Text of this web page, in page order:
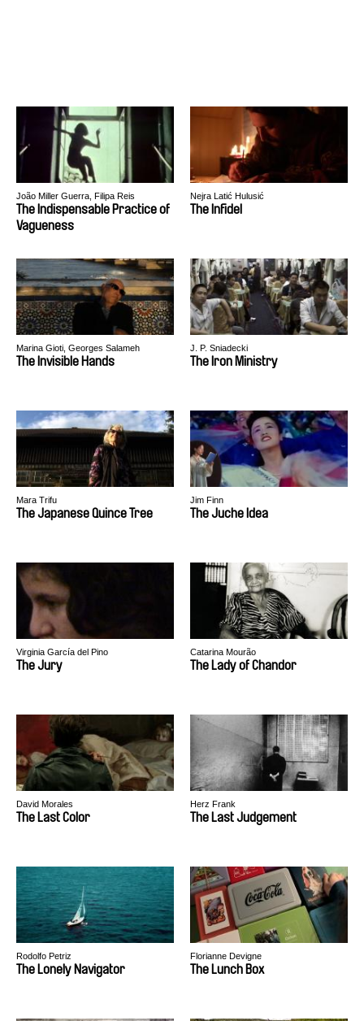
João Miller Guerra, Filipa Reis
The Indispensable Practice of
Vagueness
Nejra Latić Hulusić
The Infidel
Marina Gioti, Georges Salameh
The Invisible Hands
J. P. Sniadecki
The Iron Ministry
Mara Trifu
The Japanese Quince Tree
Jim Finn
The Juche Idea
Virginia García del Pino
The Jury
Catarina Mourão
The Lady of Chandor
David Morales
The Last Color
Herz Frank
The Last Judgement
Rodolfo Petriz
The Lonely Navigator
Florianne Devigne
The Lunch Box